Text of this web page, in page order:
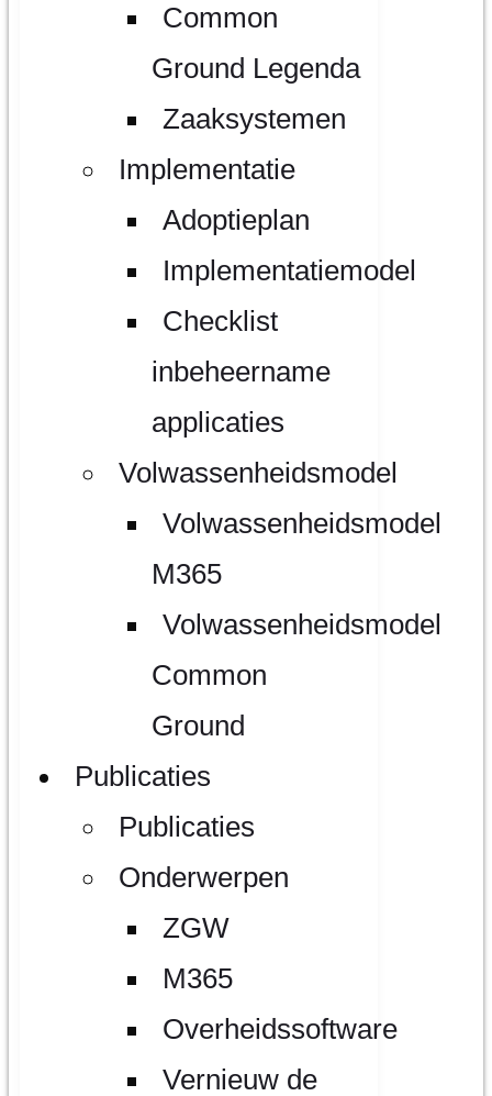
Common
Ground Legenda
Zaaksystemen
Implementatie
Adoptieplan
Implementatiemodel
Checklist
inbeheername
applicaties
Volwassenheidsmodel
Volwassenheidsmodel
M365
Volwassenheidsmodel
Common
Ground
Publicaties
Publicaties
Onderwerpen
ZGW
M365
Overheidssoftware
Vernieuw de